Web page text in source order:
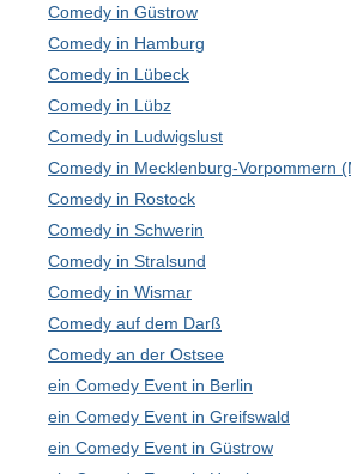
Comedy in Güstrow
Comedy in Hamburg
Comedy in Lübeck
Comedy in Lübz
Comedy in Ludwigslust
Comedy in Mecklenburg-Vorpommern
Comedy in Rostock
Comedy in Schwerin
Comedy in Stralsund
Comedy in Wismar
Comedy auf dem Darß
Comedy an der Ostsee
ein Comedy Event in Berlin
ein Comedy Event in Greifswald
ein Comedy Event in Güstrow